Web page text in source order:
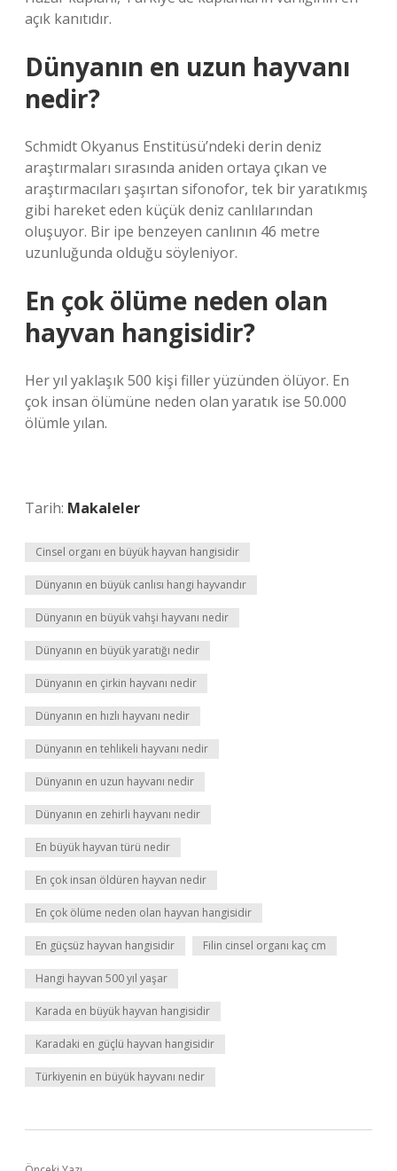
açık kanıtıdır.
Dünyanın en uzun hayvanı
nedir?
Schmidt Okyanus Enstitüsü’ndeki derin deniz
araştırmaları sırasında aniden ortaya çıkan ve
araştırmacıları şaşırtan sifonofor, tek bir yaratıkmış
gibi hareket eden küçük deniz canlılarından
oluşuyor. Bir ipe benzeyen canlının 46 metre
uzunluğunda olduğu söyleniyor.
En çok ölüme neden olan
hayvan hangisidir?
Her yıl yaklaşık 500 kişi filler yüzünden ölüyor. En
çok insan ölümüne neden olan yaratık ise 50.000
ölümle yılan.
Tarih: Makaleler
Cinsel organı en büyük hayvan hangisidir
Dünyanın en büyük canlısı hangi hayvandır
Dünyanın en büyük vahşi hayvanı nedir
Dünyanın en büyük yaratığı nedir
Dünyanın en çirkin hayvanı nedir
Dünyanın en hızlı hayvanı nedir
Dünyanın en tehlikeli hayvanı nedir
Dünyanın en uzun hayvanı nedir
Dünyanın en zehirli hayvanı nedir
En büyük hayvan türü nedir
En çok insan öldüren hayvan nedir
En çok ölüme neden olan hayvan hangisidir
En güçsüz hayvan hangisidir Filin cinsel organı kaç cm
Hangi hayvan 500 yıl yaşar
Karada en büyük hayvan hangisidir
Karadaki en güçlü hayvan hangisidir
Türkiyenin en büyük hayvanı nedir